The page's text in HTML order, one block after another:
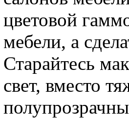
цветовой
мебели, а
Старайтесь
свет, вместо